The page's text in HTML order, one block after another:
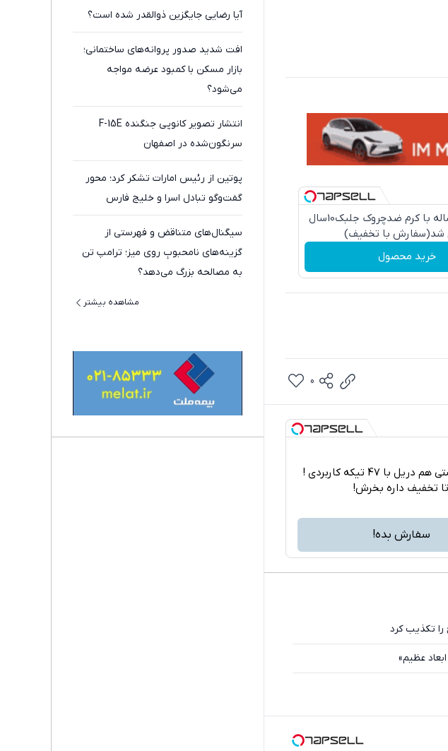
این آقای58ساله با کرم ضدچروک جلبک10سال
شد(سفارش با تخفیف)
خرید محصول
تلگرام
فیسبوک
0
هم پیچ گوشتی هم دریل با 47 تیکه کاربردی !
تا تخفیف داره بخرش!
سفارش بده!
را تکذیب کرد
عظیم»
آیا رضایی جایگزین ذوالقدر شده است؟
افت شدید صدور پروانه‌های ساختمانی؛
بازار مسکن با کمبود عرضه مواجه
می‌شود؟
انتشار تصویر کانوپی جنگنده F-15E
سرنگون‌شده در اصفهان
پوتین از رئیس امارات تشکر کرد؛ محور
گفت‌وگو تبادل اسرا و خلیج فارس
سیگنال‌های متناقض و فهرستی از
گزینه‌های نامحبوبِ روی میز؛ ترامپ تن
به مصالحه بزرگ می‌دهد؟
مشاهده بیشتر